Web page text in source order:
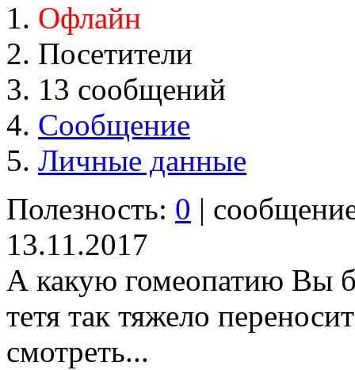
Офлайн
Посетители
13 сообщений
Сообщение
Личные данные
Полезность: 0 |
13.11.2017
А какую гомеопатию Вы
тетя так тяжело
смотреть...